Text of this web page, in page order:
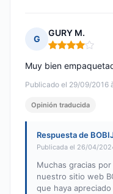
G
GURY M.
Nota: 4 de 5
Publicado el 29/09/2016
Muy bien
Opinión traducida
Respuesta de
Publicada el 26/04/
Muchas gracias
nuestro sitio web
que haya